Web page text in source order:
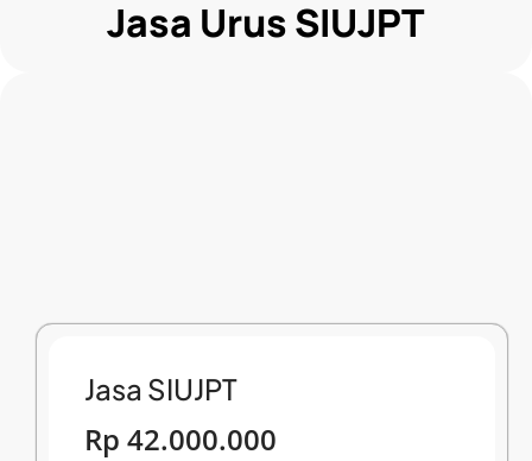
Jasa Urus SIUJPT
Jasa SIUJPT
Rp 42.000.000